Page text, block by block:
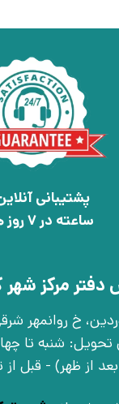
ساعته در 7 روز هفته
دفتر مرکز
پلاک 1 - زمان